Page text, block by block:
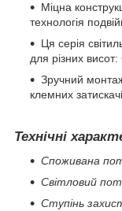
Міцна
технологія
Ця серія
для різних
Зручний
клемних
Технічні
Споживана
Світловий
Ступінь